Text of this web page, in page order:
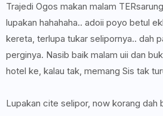
Trajedi Ogos makan malam
lupakan hahahaha.. adoii poyo betul
kereta, terlupa tukar selipornya.. dah
perginya. Nasib baik malam uii dan
hotel ke, kalau tak, memang Sis tak
Lupakan cite selipor, now korang dah